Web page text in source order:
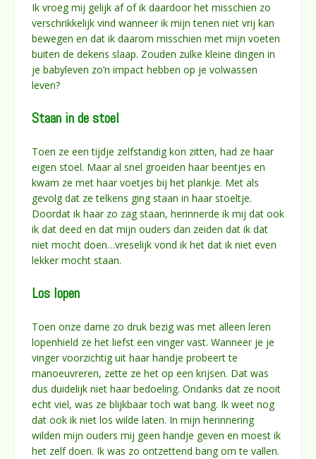
Ik vroeg mij gelijk af of ik daardoor het misschien zo
verschrikkelijk vind wanneer ik mijn tenen niet vrij kan
bewegen en dat ik daarom misschien met mijn voeten
buiten de dekens slaap. Zouden zulke kleine dingen in
je babyleven zo’n impact hebben op je volwassen
leven?
Staan in de stoel
Toen ze een tijdje zelfstandig kon zitten, had ze haar
eigen stoel. Maar al snel groeiden haar beentjes en
kwam ze met haar voetjes bij het plankje. Met als
gevolg dat ze telkens ging staan in haar stoeltje.
Doordat ik haar zo zag staan, herinnerde ik mij dat ook
ik dat deed en dat mijn ouders dan zeiden dat ik dat
niet mocht doen…vreselijk vond ik het dat ik niet even
lekker mocht staan.
Los lopen
Toen onze dame zo druk bezig was met alleen leren
lopenhield ze het liefst een vinger vast. Wanneer je je
vinger voorzichtig uit haar handje probeert te
manoeuvreren, zette ze het op een krijsen. Dat was
dus duidelijk niet haar bedoeling. Ondanks dat ze nooit
echt viel, was ze blijkbaar toch wat bang. Ik weet nog
dat ook ik niet los wilde laten. In mijn herinnering
wilden mijn ouders mij geen handje geven en moest ik
het zelf doen. Ik was zo ontzettend bang om te vallen.